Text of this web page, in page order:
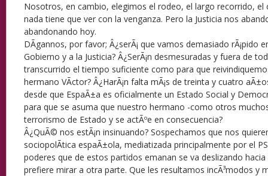
Nosotros, en cambio, elegimos el rodeo, el largo recorrido, el
nada tiene que ver con la venganza. Pero la Justicia nos
abandonando hoy.
DÃ­gannos, por favor; Â¿serÃ¡ que vamos demasiado rÃ¡pido
Gobierno y a la Justicia? Â¿SerÃ¡n desmesuradas y fuera de
transcurrido el tiempo suficiente como para que
hermano VÃ­ctor? Â¿HarÃ¡n falta mÃ¡s de treinta y cuatro
desde que EspaÃ±a es oficialmente un Estado Social y
para que se asuma que nuestro hermano -como otros
terrorismo de Estado y se actÃºe en consecuencia?
Â¿QuÃ© nos estÃ¡n insinuando? Sospechamos que nos
sociopolÃ­tica espaÃ±ola, mediatizada principalmente por el
poderes que de estos partidos emanan se va deslizando
prefiere mirar a otra parte. Que les resultamos incÃ³modos y